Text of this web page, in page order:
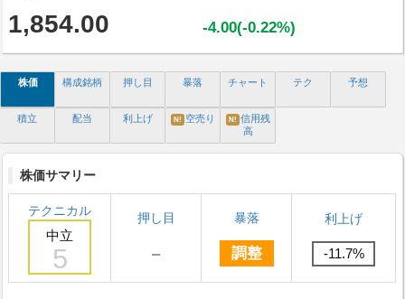
1,854.00 -4.00(-0.22%)
株価 構成銘柄 押し目 暴落 チャート テク 予想
積立 配当 利上げ N! 空売り N! 信用残
高
株価サマリー
テクニカル
中立
5
押し目
－
暴落
調整
利上げ
-11.7%